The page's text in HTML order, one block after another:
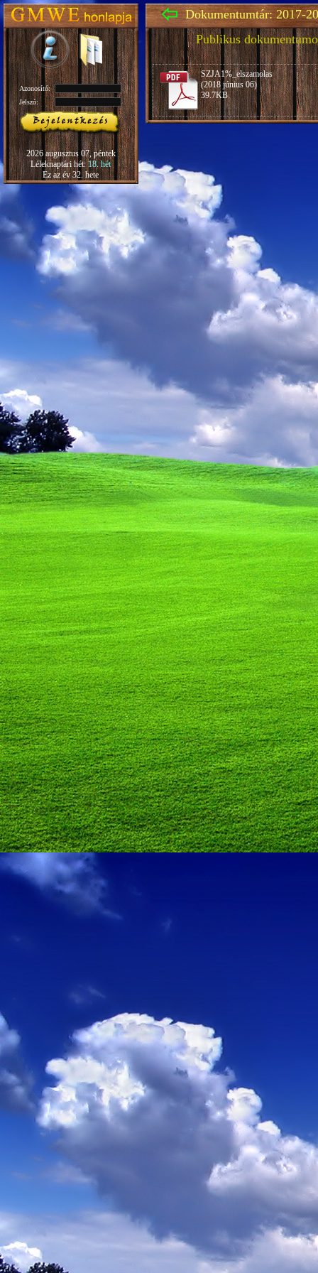
Azonosító:
Jelszó:
2026 augusztus 07, péntek
Léleknaptári hét:18. hét
Ez az év 32. hete
Dokumentumtár: 2017-
Publikus
SZJA1%_elszamolas
(2018 június 06)
39.7KB